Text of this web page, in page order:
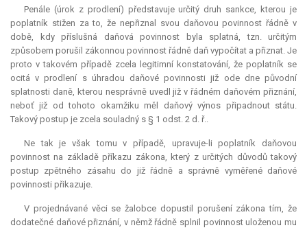
Penále (úrok z prodlení) představuje určitý druh sankce, kterou je
poplatník stižen za to, že nepřiznal svou daňovou povinnost řádně v
době, kdy příslušná daňová povinnost byla splatná, tzn. určitým
způsobem porušil zákonnou povinnost řádně daň vypočítat a přiznat. Je
proto v takovém případě zcela legitimní konstatování, že poplatník se
ocitá v prodlení s úhradou daňové povinnosti již ode dne původní
splatnosti daně, kterou nesprávně uvedl již v řádném daňovém přiznání,
neboť již od tohoto okamžiku měl daňový výnos připadnout státu.
Takový postup je zcela souladný s § 1 odst. 2 d. ř..
Ne tak je však tomu v případě, upravuje-li poplatník daňovou
povinnost na základě příkazu zákona, který z určitých důvodů takový
postup zpětného zásahu do již řádně a správně vyměřené daňové
povinnosti přikazuje.
V projednávané věci se žalobce dopustil porušení zákona tím, že
dodatečné daňové přiznání, v němž řádně splnil povinnost uloženou mu